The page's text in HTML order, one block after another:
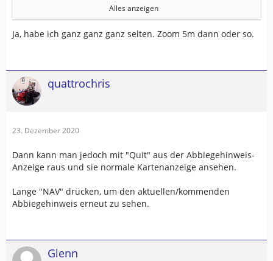
Ich fahre auf einen großen Kreisverkehr zu, es kommt der
Bildschirm mit dem Abbiegehinweise und der Zoom ist
so groß das man nicht sieht in welche Richtung die dritte
Kennt jemand auch diesen Fall?
Blöd ist halt das man in diesem Bidlschirm, wie schon
geschrieben, nicht zoomen kann
Alles anzeigen
Ja, habe ich ganz ganz ganz selten. Zoom 5m dann oder so.
quattrochris
23. Dezember 2020
Dann kann man jedoch mit "Quit" aus der Abbiegehinweis-
Anzeige raus und sie normale Kartenanzeige ansehen.
Lange "NAV" drücken, um den aktuellen/kommenden
Abbiegehinweis erneut zu sehen.
Glenn